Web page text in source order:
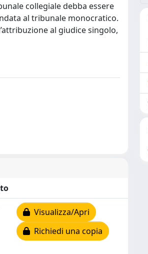
collegiale debba essere
al tribunale monocratico.
al giudice singolo,
Visualizza/Apri
Richiedi una copia